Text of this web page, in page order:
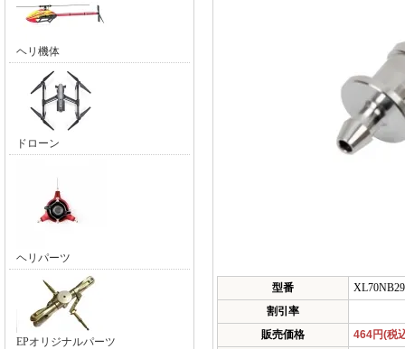
ヘリ機体
ドローン
ヘリパーツ
EPオリジナルパーツ
型番
割引率
販売価格
464円(税